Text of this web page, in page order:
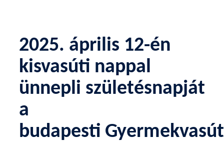
2025. április 12-én
kisvasúti nappal
ünnepli születésnapját
a
budapesti